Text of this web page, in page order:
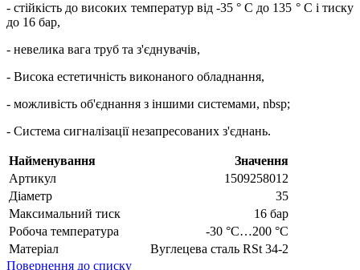
- стійкість до високих температур від -35 ° C до 135 ° C і тиску
до 16 бар,
- невелика вага труб та з'єднувачів,
- Висока естетичність виконаного обладнання,
- можливість об'єднання з іншими системами, nbsp;
- Система сигналізації незапресованих з'єднань.
Найменування
Значення
Артикул
1509258012
Діаметр
35
Максимальний тиск
16 бар
Робоча температура
-30 °C…200 °C
Матеріал
Вуглецева сталь RSt 34-2
Повернення до списку